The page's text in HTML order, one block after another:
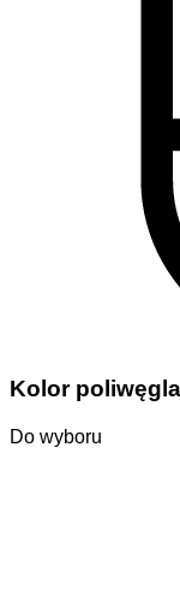
Kolor
Do wyboru